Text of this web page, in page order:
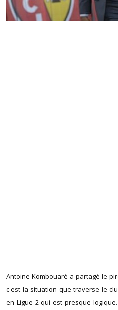
Antoine Kombouaré a partagé le
c'est la situation que traverse le
en Ligue 2 qui est presque